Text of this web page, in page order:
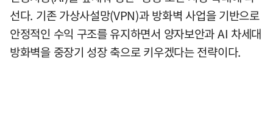
선다. 기존 가상사설망(VPN)과 방화벽 사업을 기반으로
안정적인 수익 구조를 유지하면서 양자보안과 AI 차세대
방화벽을 중장기 성장 축으로 키우겠다는 전략이다.